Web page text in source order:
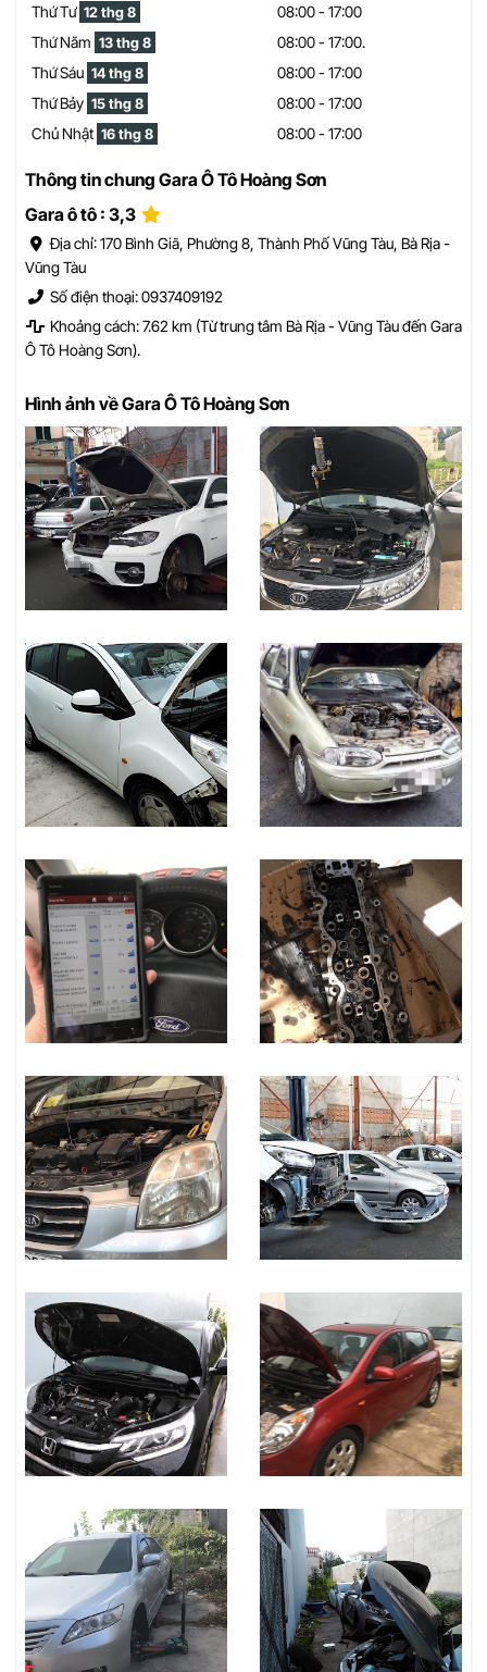
Thứ Tư 12 thg 8
08:00 - 17:00
Thứ Năm 13 thg 8
08:00 - 17:00.
Thứ Sáu 14 thg 8
08:00 - 17:00
Thứ Bảy 15 thg 8
08:00 - 17:00
Chủ Nhật 16 thg 8 08:00 - 17:00
Thông tin chung Gara Ô Tô Hoàng Sơn
Gara ô tô : 3,3
Địa chỉ: 170 Bình Giã, Phường 8, Thành Phố Vũng Tàu, Bà Rịa -
Vũng Tàu
Số điện thoại: 0937409192
Khoảng cách: 7.62 km (Từ trung tâm Bà Rịa - Vũng Tàu đến Gara
Ô Tô Hoàng Sơn).
Hình ảnh về Gara Ô Tô Hoàng Sơn